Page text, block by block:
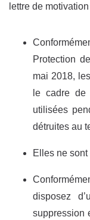
lettre de
Protection
mai 2018,
le cadre de
utilisées
détruites au
Elles ne
disposez
suppression